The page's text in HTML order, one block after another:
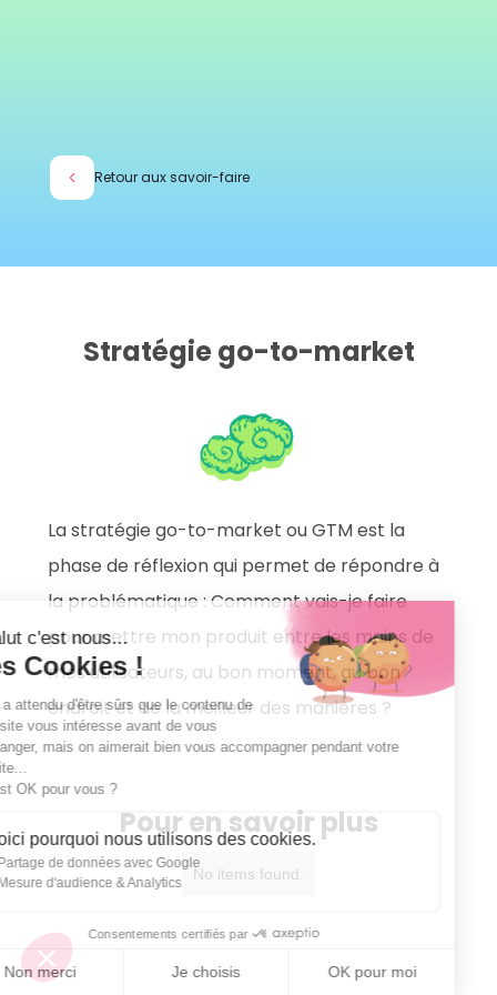
Retour aux savoir-faire
Stratégie go-to-market
La stratégie go-to-market ou GTM est la
phase de réflexion qui permet de répondre à
la problématique : Comment vais-je faire
pour mettre mon produit entre les mains de
mes utilisateurs, au bon moment, au bon
endroit et de la meilleur des manières ?
Pour en savoir plus
No items found.
Salut c'est nous...
les Cookies !
On a attendu d'être sûrs que le contenu de
ce site vous intéresse avant de vous
déranger, mais on aimerait bien vous accompagner pendant votre
visite...
C'est OK pour vous ?
Voici pourquoi nous utilisons des cookies.
Partage de données avec Google
Mesure d'audience & Analytics
Consentements certifiés par
Non merci Je choisis OK pour moi